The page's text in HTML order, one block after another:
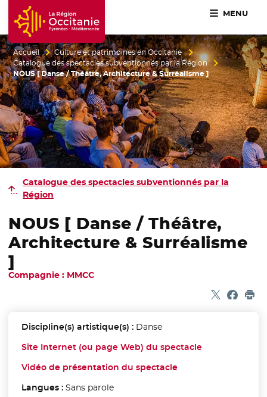
Accueil Région Occitanie / Pyrénées-Méditerranée
MENU
Accueil
Culture et patrimoines en Occitanie
Catalogue des spectacles subventionnés par la Région
NOUS [ Danse / Théâtre, Architecture & Surréalisme ]
Catalogue des spectacles subventionnés par la
Région
NOUS [ Danse / Théâtre,
Architecture & Surréalisme
]
Compagnie : MMCC
Partager
- Nouvelle
-
Discipline(s) artistique(s) : Danse
Site Internet (ou page Web) du spectacle- Nouvelle
Vidéo de présentation du spectacle- Nouvelle fenêtre
Langues : Sans parole